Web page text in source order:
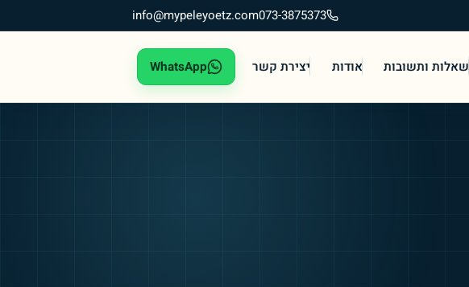
073-3875373
info@mypeleyoetz.com
שאלות ותשובות אודות יצירת קשר WhatsApp
— נפתח בחלון חדש